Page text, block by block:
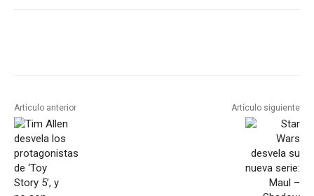
Artículo anterior Artículo siguiente